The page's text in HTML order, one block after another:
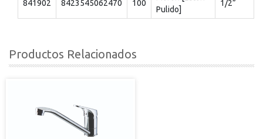
841902 8423545062470 100
Pulido]
1/2”
Productos Relacionados